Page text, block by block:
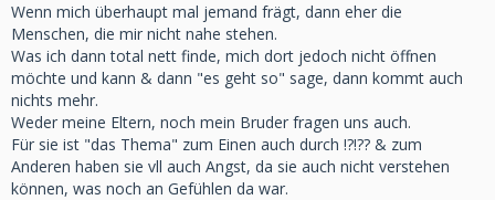
Wenn mich überhaupt mal jemand frägt, dann eher die
Menschen, die mir nicht nahe stehen.
Was ich dann total nett finde, mich dort jedoch nicht öffnen
möchte und kann & dann "es geht so" sage, dann kommt auch
nichts mehr.
Weder meine Eltern, noch mein Bruder fragen uns auch.
Für sie ist "das Thema" zum Einen auch durch !?!?? & zum
Anderen haben sie vll auch Angst, da sie auch nicht verstehen
können, was noch an Gefühlen da war.